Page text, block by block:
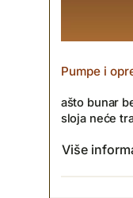
Pumpe i
ašto bunar
sloja neće
Više